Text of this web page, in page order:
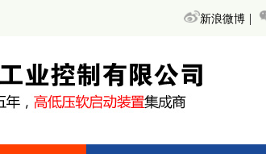
新浪微博 |